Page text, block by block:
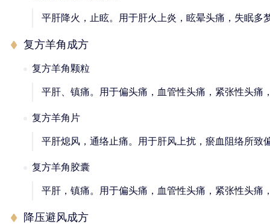
平肝降火，止眩。用于肝火上炎，眩晕头痛，失眠多
复方羊角成方
复方羊角颗粒
平肝、镇痛。用于偏头痛，血管性头痛，紧张性头痛
复方羊角片
平肝熄风，通络止痛。用于肝风上扰，瘀血阻络所致
复方羊角胶囊
平肝，镇痛。用于偏头痛，血管性头痛，紧张性头痛
降压避风成方